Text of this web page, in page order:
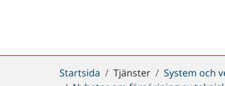
Du
Startsida Tjänster System och